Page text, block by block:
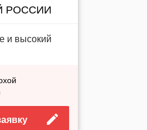
РОССИИ
и высокий